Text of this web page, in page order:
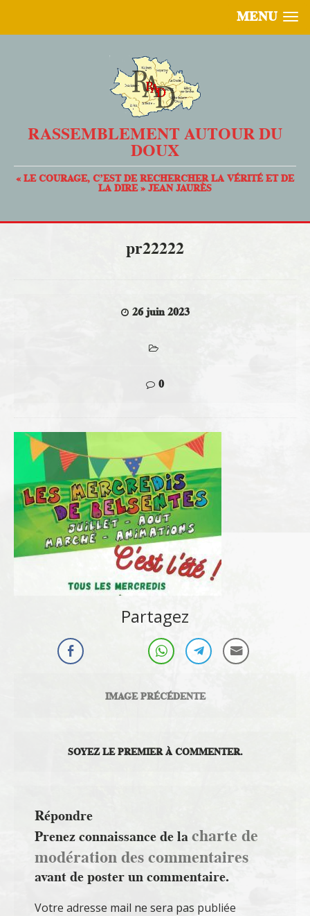
MENU
RASSEMBLEMENT AUTOUR DU
DOUX
« LE COURAGE, C’EST DE RECHERCHER LA VÉRITÉ ET DE
LA DIRE » JEAN JAURÈS
pr22222
26 juin 2023
0
Partagez
IMAGE PRÉCÉDENTE
SOYEZ LE PREMIER À COMMENTER.
Répondre
Prenez connaissance de lacharte de
modération des commentaires
avant de poster un commentaire.
Votre adresse mail ne sera pas publiée